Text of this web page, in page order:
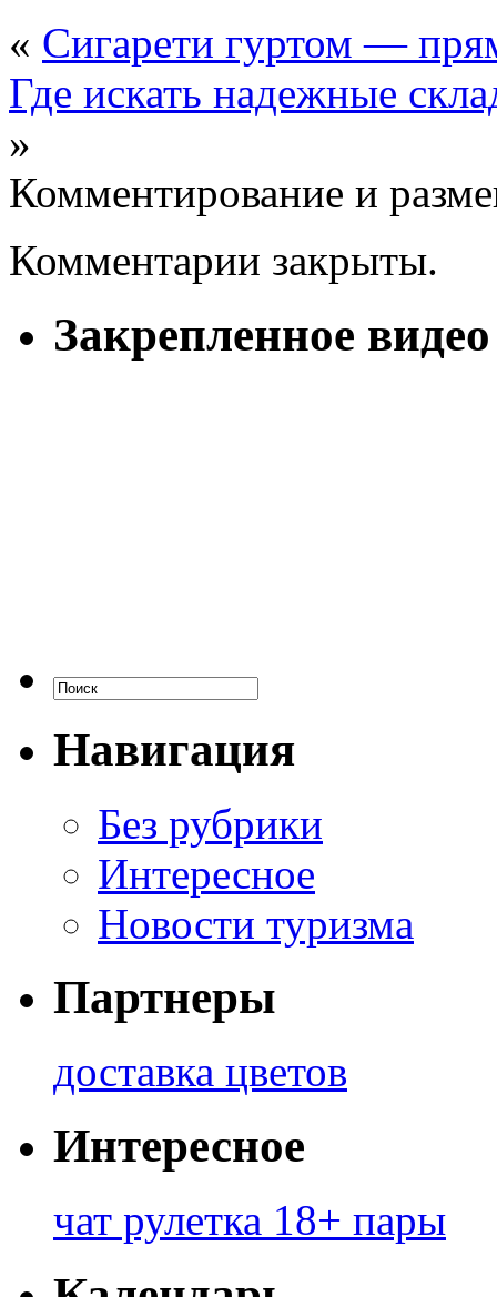
« Сигарети гуртом —
Где искать надежные
»
Комментирование и
Комментарии закрыты.
Закрепленное видео
Навигация
Без рубрики
Интересное
Новости туризма
Партнеры
доставка цветов
Интересное
чат рулетка 18+ пары